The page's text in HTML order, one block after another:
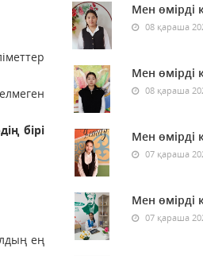
бірі
ең
Еріктілер еңбегі
ЖОО-ға қабылдауда
ескеріледі
Enbek.kz:
іздеушілер саны өсіп
06 тамыз 2026 ж. 103
Доллар үздік ондыққа
қымбат валюталар
06 тамыз 2026 ж. 107
Мен өмірді
08 қараша
Мен өмірді
08 қараша
Мен өмірді
07 қараша
Мен өмірді
07 қараша